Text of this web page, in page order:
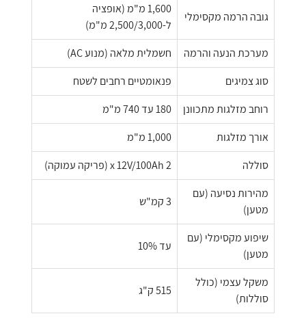
גובה הרמה מקסימלי
1,600 מ"מ (אופציה
ל-2,500/3,000 מ"מ)
מערכת הנעה והרמה
חשמלית מלאה (מנוע AC)
סוג צמיגים
פנאומטיים רחבים לשטח
רוחב מזלגות מתכוונן
180 עד 740 מ"מ
אורך מזלגות
1,000 מ"מ
סוללה
2 x 12V/100Ah (פריקה עמוקה)
מהירות נסיעה (עם
מטען)
3 קמ"ש
שיפוע מקסימלי (עם
מטען)
עד 10%
משקל עצמי (כולל
סוללות)
515 ק"ג